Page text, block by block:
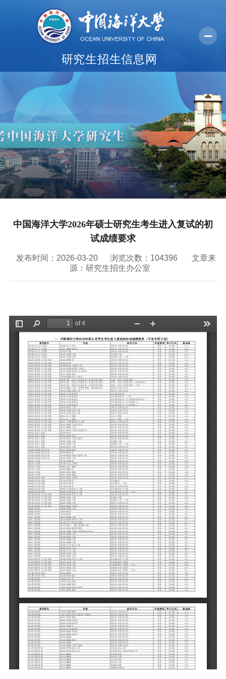
研究生招生信息网
首页
报考指南
报名系统
学院纵览
联系我们
中国海洋大学2026年硕士研究生考生进入复试的初
试成绩要求
发布时间：2026-03-20 浏览次数： 104396
文章来
源：研究生招生办公室